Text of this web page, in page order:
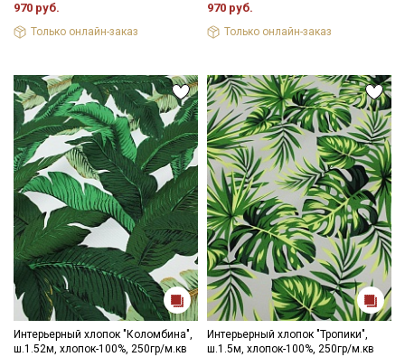
970 руб.
Только онлайн-заказ
970 руб.
Только онлайн-заказ
Интерьерный хлопок "Коломбина",
ш.1.52м, хлопок-100%, 250гр/м.кв
Интерьерный хлопок "Тропики",
ш.1.5м, хлопок-100%, 250гр/м.кв